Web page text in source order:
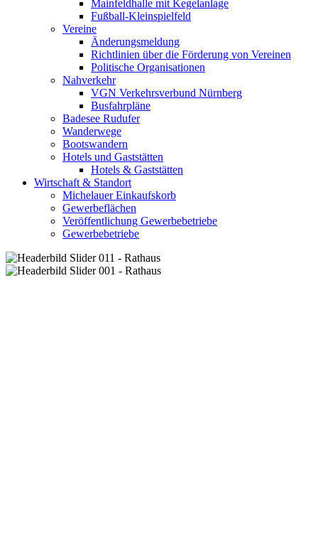
Mainfeldhalle mit Kegelanlage
Fußball-Kleinspielfeld
Vereine
Änderungsmeldung
Richtlinien über die Förderung von Vereinen
Politische Organisationen
Nahverkehr
VGN Verkehrsverbund Nürnberg
Busfahrpläne
Badesee Rudufer
Wanderwege
Bootswandern
Hotels und Gaststätten
Hotels & Gaststätten
Wirtschaft & Standort
Michelauer Einkaufskorb
Gewerbeflächen
Veröffentlichung Gewerbebetriebe
Gewerbebetriebe